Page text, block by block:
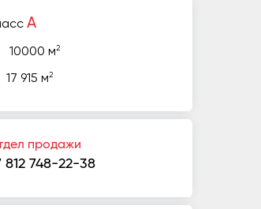
A
10000 м2
17 915 м2
продажи
812 748-22-38